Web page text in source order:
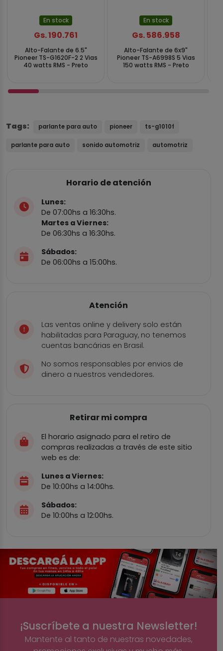
En stock
Gs. 190.761
Alto-Falante de 6.5"
Pioneer TS-G1620F-2 2 Vias
40 watts RMS - Preto
En stock
Gs. 586.958
Alto-Falante de 6x9"
Pioneer TS-A6998S 5 Vias
150 watts RMS - Preto
Tags: parlante para auto pioneer ts-g1010f
parlante para auto sonido automotriz automotriz
Horario de atención
Lunes:
De 07:00hs a 16:30hs.
Martes a Viernes:
De 06:30hs a 16:30hs.
Sábados:
De 06:00hs a 15:00hs.
Atención
Las ventas online y delivery solo están
habilitadas para Paraguay, no tenemos
cuentas bancárias en Brasil.
No somos responsables por envios de
dinero a nuestros vendedores.
Retirar mi compra
El horario asignado para el retiro de
compras realizadas a través de este sitio
web es de:
Lunes a Viernes:
De 10:00hs a 14:00hs.
Sábados:
De 10:00hs a 12:00hs.
¡Suscríbete a nuestra Newsletter!
Mantente al tanto de nuestras novedades,